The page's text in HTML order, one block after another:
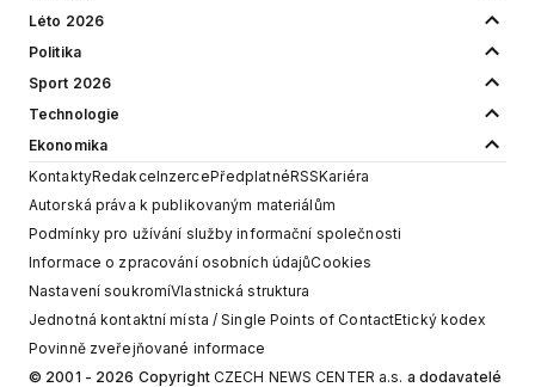
Léto 2026
Politika
Sport 2026
Technologie
Ekonomika
KontaktyRedakceInzercePředplatnéRSSKariéra
Autorská práva k publikovaným materiálům
Podmínky pro užívání služby informační společnosti
Informace o zpracování osobních údajůCookies
Nastavení soukromíVlastnická struktura
Jednotná kontaktní místa / Single Points of ContactEtický kodex
Povinně zveřejňované informace
© 2001 - 2026 Copyright CZECH NEWS CENTER a.s. a dodavatelé